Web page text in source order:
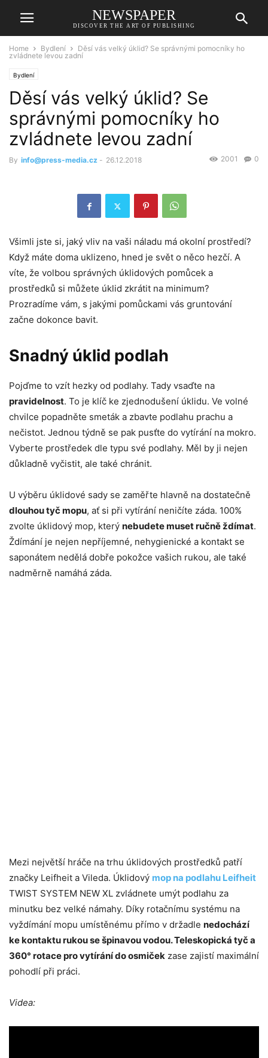
NEWSPAPER
DISCOVER THE ART OF PUBLISHING
Home Bydlení
Děsí vás velký úklid? Se správnými pomocníky ho
zvládnete levou zadní
Bydlení
Děsí vás velký úklid? Se
správnými pomocníky ho
zvládnete levou zadní
By info@press-media.cz - 26.12.2018 0
2001
Všimli jste si, jaký vliv na vaši náladu má okolní prostředí?
Když máte doma uklizeno, hned je svět o něco hezčí. A
víte, že volbou správných úklidových pomůcek a
prostředků si můžete úklid zkrátit na minimum?
Prozradíme vám, s jakými pomůckami vás gruntování
začne dokonce bavit.
Snadný úklid podlah
Pojďme to vzít hezky od podlahy. Tady vsaďte na
pravidelnost. To je klíč ke zjednodušení úklidu. Ve volné
chvilce popadněte smeták a zbavte podlahu prachu a
nečistot. Jednou týdně se pak pusťte do vytírání na mokro.
Vyberte prostředek dle typu své podlahy. Měl by ji nejen
důkladně vyčistit, ale také chránit.
U výběru úklidové sady se zaměřte hlavně na dostatečně
dlouhou tyč mopu, ať si při vytírání neničíte záda. 100%
zvolte úklidový mop, který nebudete muset ručně ždímat.
Ždímání je nejen nepříjemné, nehygienické a kontakt se
saponátem nedělá dobře pokožce vašich rukou, ale také
nadměrně namáhá záda.
Mezi největší hráče na trhu úklidových prostředků patří
značky Leifheit a Vileda. Úklidový mop na podlahu Leifheit
TWIST SYSTEM NEW XL zvládnete umýt podlahu za
minutku bez velké námahy. Díky rotačnímu systému na
vyždímání mopu umístěnému přímo v držadle nedochází
ke kontaktu rukou se špinavou vodou. Teleskopická tyč a
360° rotace pro vytírání do osmiček zase zajistí maximální
pohodlí při práci.
Videa: